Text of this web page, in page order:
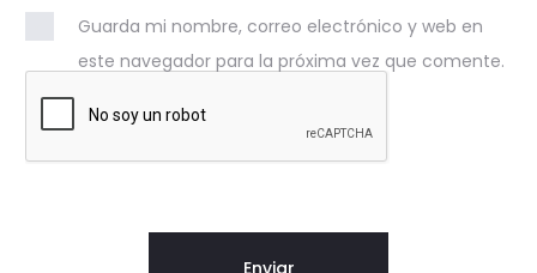
Guarda mi nombre, correo electrónico y web en
este navegador para la próxima vez que comente.